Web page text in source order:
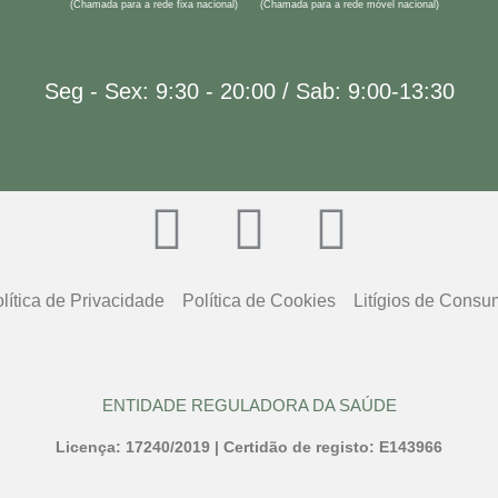
(Chamada para a rede fixa nacional) (Chamada para a rede móvel nacional)
Seg - Sex: 9:30 - 20:00 / Sab: 9:00-13:30
de Privacidade Política de Cookies Litígios de
ENTIDADE REGULADORA DA SAÚDE
Licença: 17240/2019 | Certidão de registo: E143966